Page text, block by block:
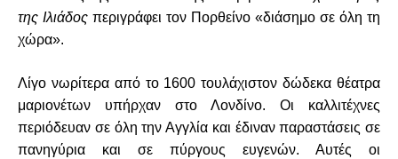
της Ιλιάδος περιγράφει τον Πορθείνο «διάσημο σε όλη τη
χώρα».
Λίγο νωρίτερα από το 1600 τουλάχιστον δώδεκα θέατρα
μαριονέτων υπήρχαν στο Λονδίνο. Οι καλλιτέχνες
περιόδευαν σε όλη την Αγγλία και έδιναν παραστάσεις σε
πανηγύρια και σε πύργους ευγενών. Αυτές οι